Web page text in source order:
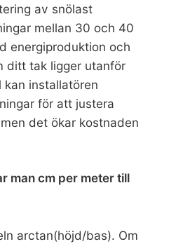
av snölast
mellan 30 och 40
energiproduktion och
ditt tak ligger utanför
installatören
för att justera
det ökar kostnaden
man cm per meter till
arctan(höjd/bas). Om